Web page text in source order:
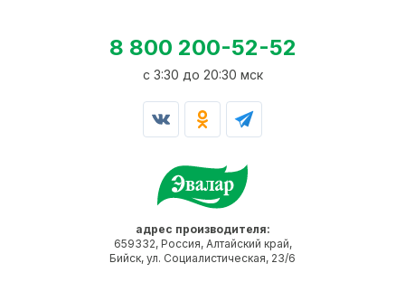
адрес производителя:
659332, Россия, Алтайский край,
Бийск, ул. Социалистическая, 23/6
8 800 200-52-52
c 3:30 до 20:30 мск